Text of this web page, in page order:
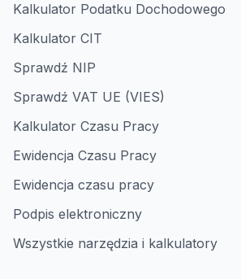
Kalkulator Podatku Dochodowego
Kalkulator CIT
Sprawdź NIP
Sprawdź VAT UE (VIES)
Kalkulator Czasu Pracy
Ewidencja Czasu Pracy
Ewidencja czasu pracy
Podpis elektroniczny
Wszystkie narzędzia i kalkulatory